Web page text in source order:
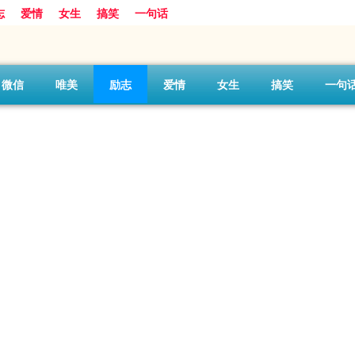
爱情 女生 搞笑 一句话
微信 唯美 励志 爱情 女生 搞笑 一句